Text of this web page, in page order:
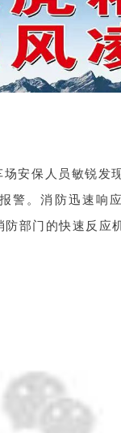
安保人员敏锐发
警。消防迅速响
部门的快速反应